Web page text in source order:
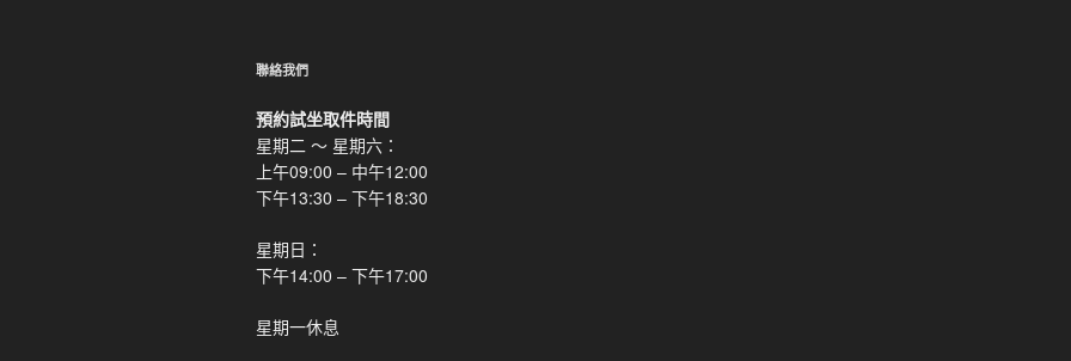
聯絡我們
預約試坐取件時間
星期二 ～ 星期六：
上午09:00 – 中午12:00
下午13:30 – 下午18:30
星期日：
下午14:00 – 下午17:00
星期一休息